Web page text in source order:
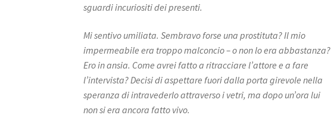
sguardi incuriositi dei presenti.
Mi sentivo umiliata. Sembravo forse una prostituta? Il mio
impermeabile era troppo malconcio – o non lo era abbastanza?
Ero in ansia. Come avrei fatto a ritracciare l’attore e a fare
l’intervista? Decisi di aspettare fuori dalla porta girevole nella
speranza di intravederlo attraverso i vetri, ma dopo un’ora lui
non si era ancora fatto vivo.